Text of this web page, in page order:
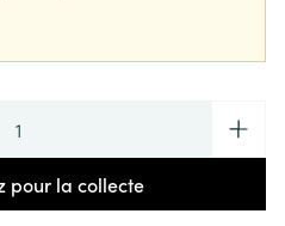
pour la collecte